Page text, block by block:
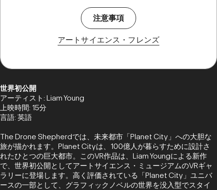
注意事項
アートサイエンス・フレンズ
世界初公開
アーティスト: Liam Young
上映時間: 15分
言語: 英語
The Drone Shepherdでは、未来都市「Planet City」への大胆な
旅が描かれます。Planet Cityは、100億人が暮らすために設計さ
れたひとつの巨大都市。このVR作品は、Liam Youngによる新作
で、世界初公開としてアートサイエンス・ミュージアムのVRギャ
ラリーに登場します。高く評価されている「Planet City」ユニバ
ースの一部として、グラフィックノベルの世界を没入型でスタイ